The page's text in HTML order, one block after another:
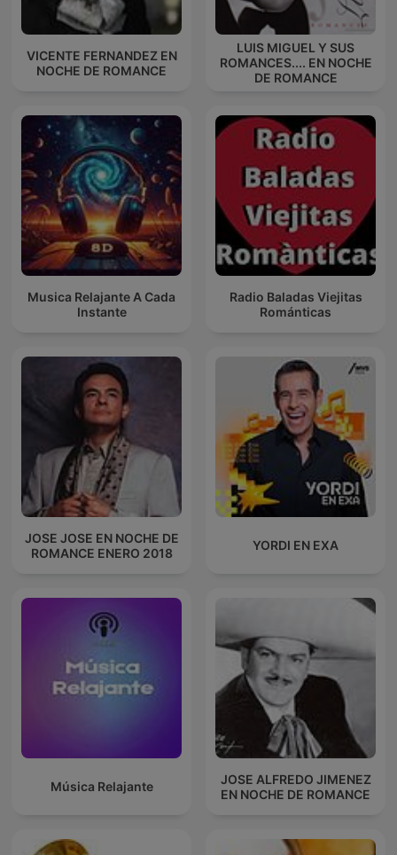
VICENTE FERNANDEZ EN
NOCHE DE ROMANCE
LUIS MIGUEL Y SUS
ROMANCES.... EN NOCHE
DE ROMANCE
Musica Relajante A Cada
Instante
Radio Baladas Viejitas
Románticas
JOSE JOSE EN NOCHE DE
ROMANCE ENERO 2018
YORDI EN EXA
Música Relajante
JOSE ALFREDO JIMENEZ
EN NOCHE DE ROMANCE